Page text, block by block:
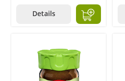
Details